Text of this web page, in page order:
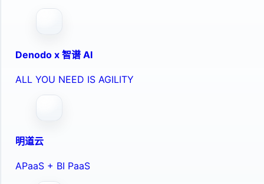
Denodo x 智谱 AI
ALL YOU NEED IS AGILITY
明道云
APaaS + BI PaaS